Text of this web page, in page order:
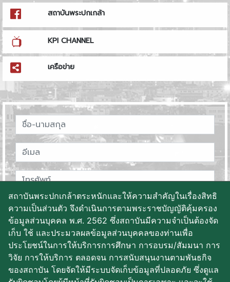
สถาบันพระปกเกล้า
KPI CHANNEL
เครือข่าย
บันทึกข้อมูล
สถาบันพระปกเกล้าตระหนักและให้ความสำคัญในเรื่องสิทธิ
ความเป็นส่วนตัว จึงดำเนินการตามพระราชบัญญัติคุ้มครอง
ข้อมูลส่วนบุคคล พ.ศ. 2562 ซึ่งสถาบันมีความจำเป็นต้องจัด
เก็บ ใช้ และประมวลผลข้อมูลส่วนบุคคลของท่านเพื่อ
ประโยชน์ในการให้บริการการศึกษา การอบรม/สัมมนา การ
วิจัย การให้บริการ ตลอดจน การสนับสนุนงานตามพันธกิจ
ของสถาบัน โดยจัดให้มีระบบจัดเก็บข้อมูลที่ปลอดภัย ซึ่งดูแล